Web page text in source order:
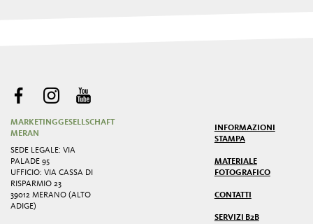
MARKETINGGESELLSCHAFT
MERAN
SEDE LEGALE: VIA
PALADE 95
UFFICIO: VIA CASSA DI
RISPARMIO 23
39012 MERANO (ALTO
ADIGE)
INFORMAZIONI
STAMPA
MATERIALE
FOTOGRAFICO
CONTATTI
SERVIZI B2B